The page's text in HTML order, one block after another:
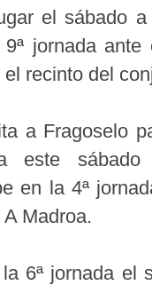
el sábado
9ª jornada
recinto del
a Fragoselo
este
en la 4ª
Madroa.
6ª jornada el